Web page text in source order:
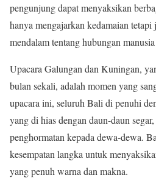
pengunjung dapat menyaksikan
hanya mengajarkan kedamaian
mendalam tentang hubungan
Upacara Galungan dan Kuningan,
bulan sekali, adalah momen yang
upacara ini, seluruh Bali di penuhi
yang di hias dengan daun-daun
penghormatan kepada dewa-dewa.
kesempatan langka untuk
yang penuh warna dan makna.